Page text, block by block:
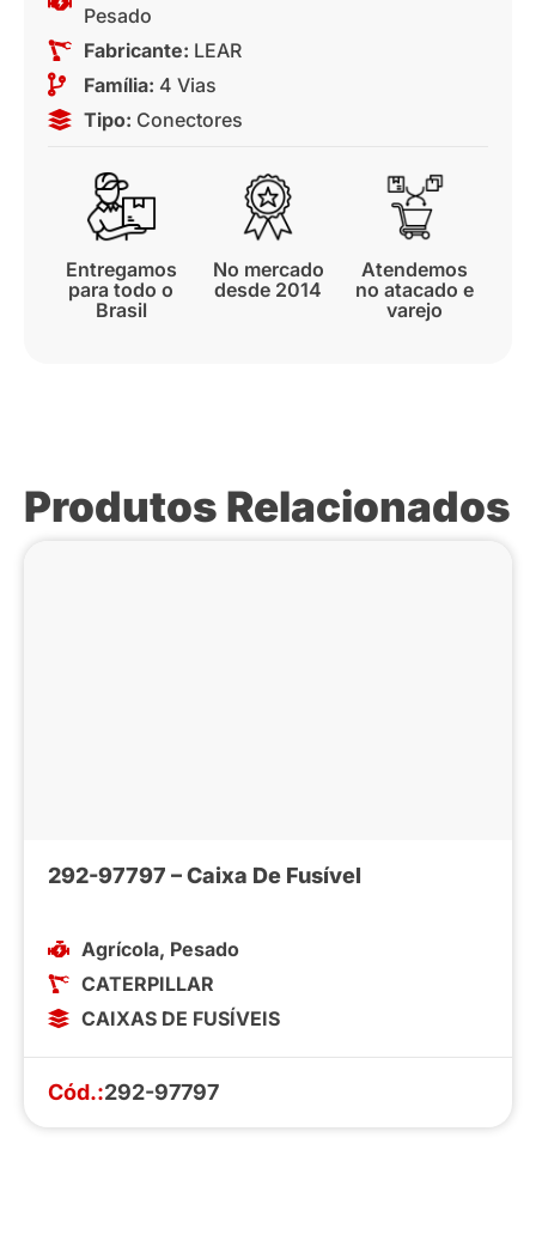
Pesado
Fabricante: LEAR
Família: 4 Vias
Tipo: Conectores
Entregamos
para todo o
Brasil
No mercado
desde 2014
Atendemos
no atacado e
varejo
Produtos Relacionados
292-97797 – Caixa De Fusível
Agrícola, Pesado
CATERPILLAR
CAIXAS DE FUSÍVEIS
Cód.:292-97797